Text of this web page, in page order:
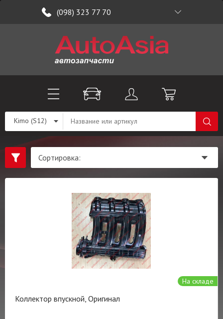
(098) 323 77 70
Kimo (S12)
На складе
Коллектор впускной, Оригинал